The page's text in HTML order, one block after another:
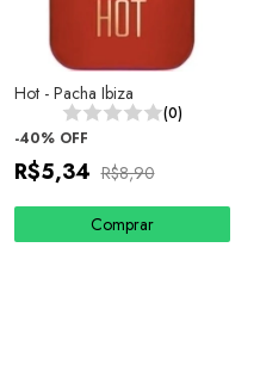
Hot - Pacha Ibiza
(0)
-40% OFF
R$5,34 R$8,90
Comprar